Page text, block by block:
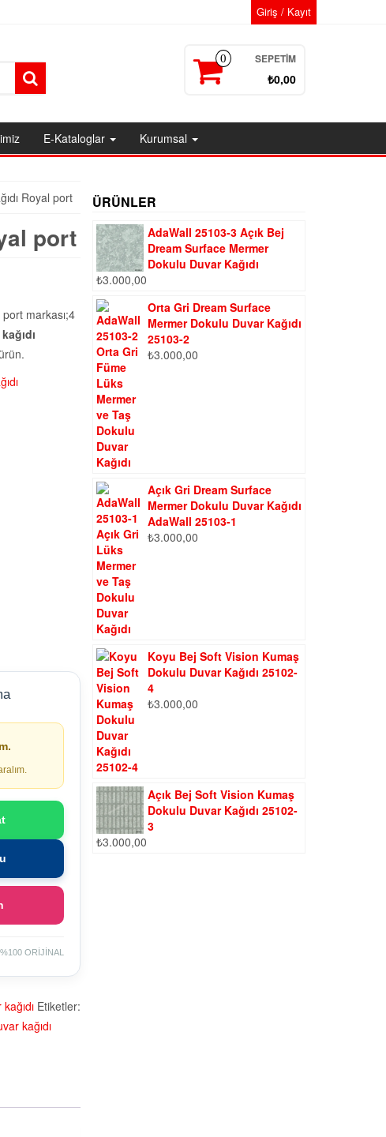
Giriş / Kayıt
0 SEPETIM
₺0,00
E-Kataloglar Kurumsal
Royal port
port
markası;4
%100 ORİJİNAL
Etiketler:
kağıdı
ÜRÜNLER
AdaWall 25103-3 Açık Bej
Dream Surface Mermer
Dokulu Duvar Kağıdı
₺3.000,00
Orta Gri Dream Surface
Mermer Dokulu Duvar Kağıdı
25103-2
₺3.000,00
Açık Gri Dream Surface
Mermer Dokulu Duvar Kağıdı
AdaWall 25103-1
₺3.000,00
Koyu Bej Soft Vision Kumaş
Dokulu Duvar Kağıdı 25102-
4
₺3.000,00
Açık Bej Soft Vision Kumaş
Dokulu Duvar Kağıdı 25102-
3
₺3.000,00